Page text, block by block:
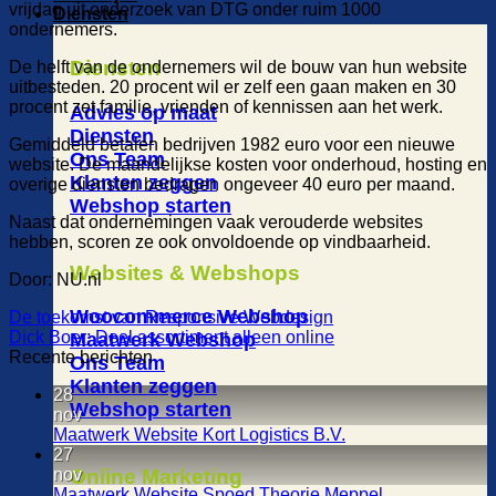
Diensten
Diensten
Advies op maat
Diensten
Ons Team
Klanten zeggen
Webshop starten
Websites & Webshops
Woocommerce Webshop
Maatwerk Webshop
Ons Team
Klanten zeggen
Webshop starten
Online Marketing
vrijdag uit onderzoek van DTG onder ruim 1000
ondernemers.
De helft van de ondernemers wil de bouw van hun website
uitbesteden. 20 procent wil er zelf een gaan maken en 30
procent zet familie, vrienden of kennissen aan het werk.
Gemiddeld betalen bedrijven 1982 euro voor een nieuwe
website. De maandelijkse kosten voor onderhoud, hosting en
overige diensten bedragen ongeveer 40 euro per maand.
Naast dat ondernemingen vaak verouderde websites
hebben, scoren ze ook onvoldoende op vindbaarheid.
Door: NU.nl
De toekomst van Responsive Webdesign
Dick Boer: Deel assortiment alleen online
Recente berichten
28
nov
Maatwerk Website Kort Logistics B.V.
27
nov